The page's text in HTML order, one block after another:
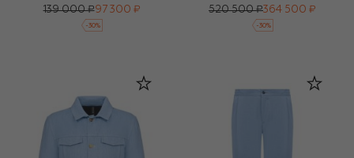
139 000 ₽97 300 ₽
-30%
520 500 ₽364 500 ₽
-30%